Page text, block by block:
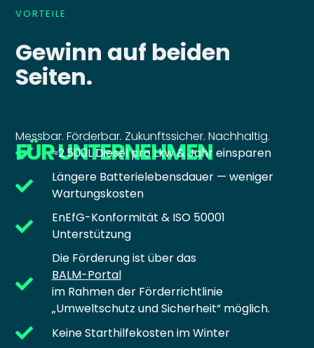
VORTEILE
Gewinn auf beiden
Seiten.
FÜR UNTERNEHMEN
Messbar. Förderbar. Zukunftssicher. Nachhaltig.
≈2.500L Diesel pro Lkw & Jahr einsparen
Längere Batterielebensdauer — weniger
Wartungskosten
EnEfG-Konformität & ISO 50001
Unterstützung
Die Förderung ist über das
BALM-Portal
im Rahmen der Förderrichtlinie
„Umweltschutz und Sicherheit“ möglich.
Keine Starthilfekosten im Winter